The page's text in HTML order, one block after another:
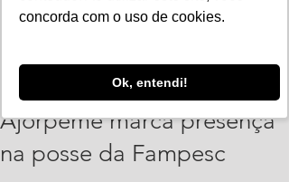
concorda com o uso de cookies.
Ok, entendi!
Ajorpeme marca presença
na posse da Fampesc